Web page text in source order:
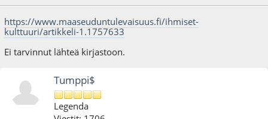
https://www.maaseuduntulevaisuus.fi/ihmiset-
kulttuuri/artikkeli-1.1757633
Ei tarvinnut lähteä kirjastoon.
Tumppi$
Legenda